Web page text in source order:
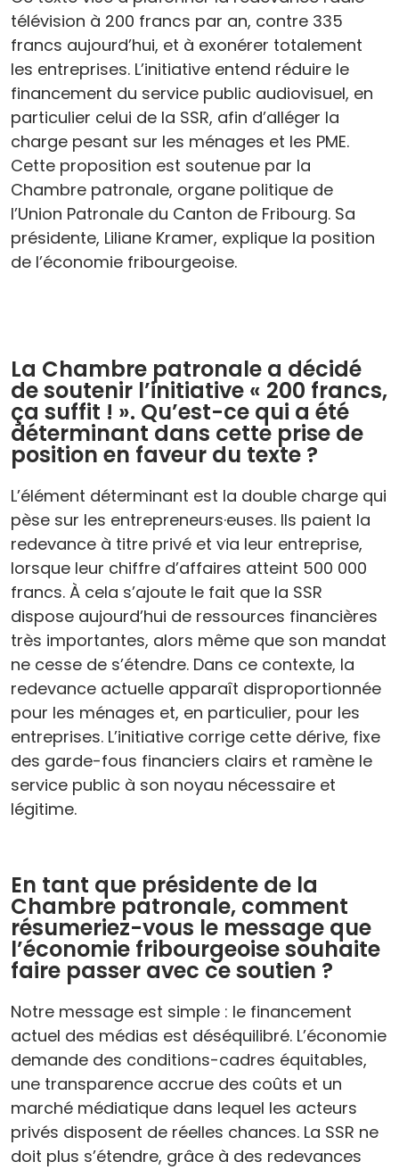
télévision à 200 francs par an, contre 335
francs aujourd’hui, et à exonérer totalement
les entreprises. L’initiative entend réduire le
financement du service public audiovisuel, en
particulier celui de la SSR, afin d’alléger la
charge pesant sur les ménages et les PME.
Cette proposition est soutenue par la
Chambre patronale, organe politique de
l’Union Patronale du Canton de Fribourg. Sa
présidente, Liliane Kramer, explique la position
de l’économie fribourgeoise.
La Chambre patronale a décidé
de soutenir l’initiative « 200 francs,
ça suffit ! ». Qu’est-ce qui a été
déterminant dans cette prise de
position en faveur du texte ?
L’élément déterminant est la double charge qui
pèse sur les entrepreneurs·euses. Ils paient la
redevance à titre privé et via leur entreprise,
lorsque leur chiffre d’affaires atteint 500 000
francs. À cela s’ajoute le fait que la SSR
dispose aujourd’hui de ressources financières
très importantes, alors même que son mandat
ne cesse de s’étendre. Dans ce contexte, la
redevance actuelle apparaît disproportionnée
pour les ménages et, en particulier, pour les
entreprises. L’initiative corrige cette dérive, fixe
des garde-fous financiers clairs et ramène le
service public à son noyau nécessaire et
légitime.
En tant que présidente de la
Chambre patronale, comment
résumeriez-vous le message que
l’économie fribourgeoise souhaite
faire passer avec ce soutien ?
Notre message est simple : le financement
actuel des médias est déséquilibré. L’économie
demande des conditions-cadres équitables,
une transparence accrue des coûts et un
marché médiatique dans lequel les acteurs
privés disposent de réelles chances. La SSR ne
doit plus s’étendre, grâce à des redevances